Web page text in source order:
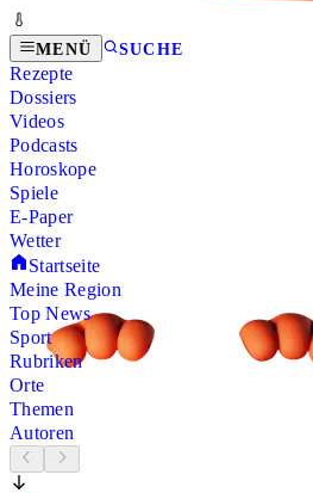
MENÜ SUCHE
Rezepte
Dossiers
Videos
Podcasts
Horoskope
Spiele
E-Paper
Wetter
Startseite
Meine Region
Top News
Sport
Rubriken
Orte
Themen
Autoren